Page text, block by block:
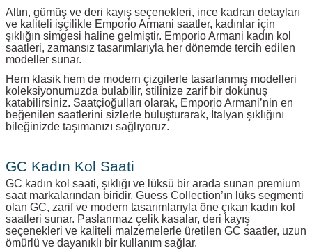
Altın, gümüş ve deri kayış seçenekleri, ince kadran detayları
ve kaliteli işçilikle Emporio Armani saatler, kadınlar için
şıklığın simgesi haline gelmiştir. Emporio Armani kadın kol
saatleri, zamansız tasarımlarıyla her dönemde tercih edilen
modeller sunar.
Hem klasik hem de modern çizgilerle tasarlanmış modelleri
koleksiyonumuzda bulabilir, stilinize zarif bir dokunuş
katabilirsiniz. Saatçioğulları olarak, Emporio Armani’nin en
beğenilen saatlerini sizlerle buluşturarak, İtalyan şıklığını
bileğinizde taşımanızı sağlıyoruz.
GC Kadın Kol Saati
GC kadın kol saati, şıklığı ve lüksü bir arada sunan premium
saat markalarından biridir. Guess Collection’ın lüks segmenti
olan GC, zarif ve modern tasarımlarıyla öne çıkan kadın kol
saatleri sunar. Paslanmaz çelik kasalar, deri kayış
seçenekleri ve kaliteli malzemelerle üretilen GC saatler, uzun
ömürlü ve dayanıklı bir kullanım sağlar.